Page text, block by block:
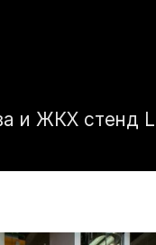
и ЖКХ стенд